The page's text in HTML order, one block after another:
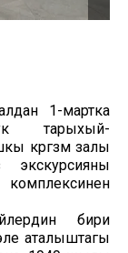
1-мартка
тарыхый-
көргөзмө залы
бири
аталыштагы